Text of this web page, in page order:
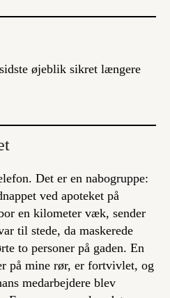
øjeblik sikret længere
Det er en nabogruppe:
ved apoteket på
en kilometer væk, sender
til stede, da maskerede
to personer på gaden. En
på mine rør, er fortvivlet, og
medarbejdere blev